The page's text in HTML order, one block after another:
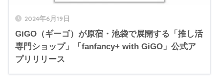
2024年6月19日
GiGO（ギーゴ）が原宿・池袋で展開する「推し活
専門ショップ」「fanfancy+ with GiGO」公式ア
プリリリース